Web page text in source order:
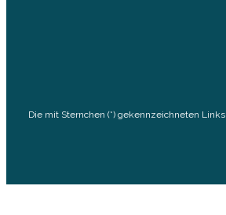
Die mit Sternchen (*) gekennzeichneten